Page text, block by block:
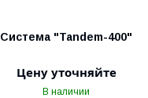
Система "Tandem-400"
Цену уточняйте
В наличии